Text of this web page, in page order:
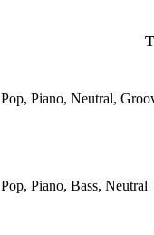
Pop, Piano, Neutral,
Pop, Piano, Bass, Neutral